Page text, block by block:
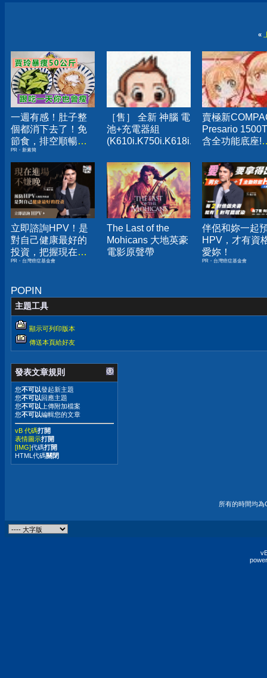
«
一週有感！肚子整
個都消下去了！免
節食，排空順暢就
夠
PR・新素簡
［售］ 全新 神腦 電
池+充電器組
賣極新
Presario
含全功能底座!
立即諮詢HPV！是
對自己健康最好的
投資，把握現在不
嫌晚！
PR・台灣癌症基金會
The Last of the
Mohicans 大地英豪
電影原聲帶
伴侶和妳一起
HPV，才有資
愛妳！
PR・台灣癌症基金會
POPIN
主題工具
顯示可列印版本
傳送本頁給好友
發表文章規則
您不可以發起新主題
您不可以 回應主題
您不可以 上傳附加檔案
您不可以編輯您的文章
vB 代碼打開
表情圖示打開
[IMG]代碼打開
HTML代碼關閉
所有的時間均為